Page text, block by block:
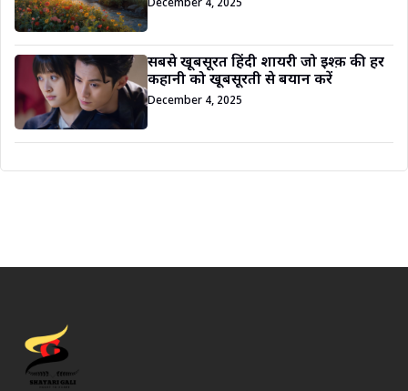
December 4, 2025
सबसे खूबसूरत हिंदी शायरी जो इश्क़ की हर
कहानी को खूबसूरती से बयान करें
December 4, 2025